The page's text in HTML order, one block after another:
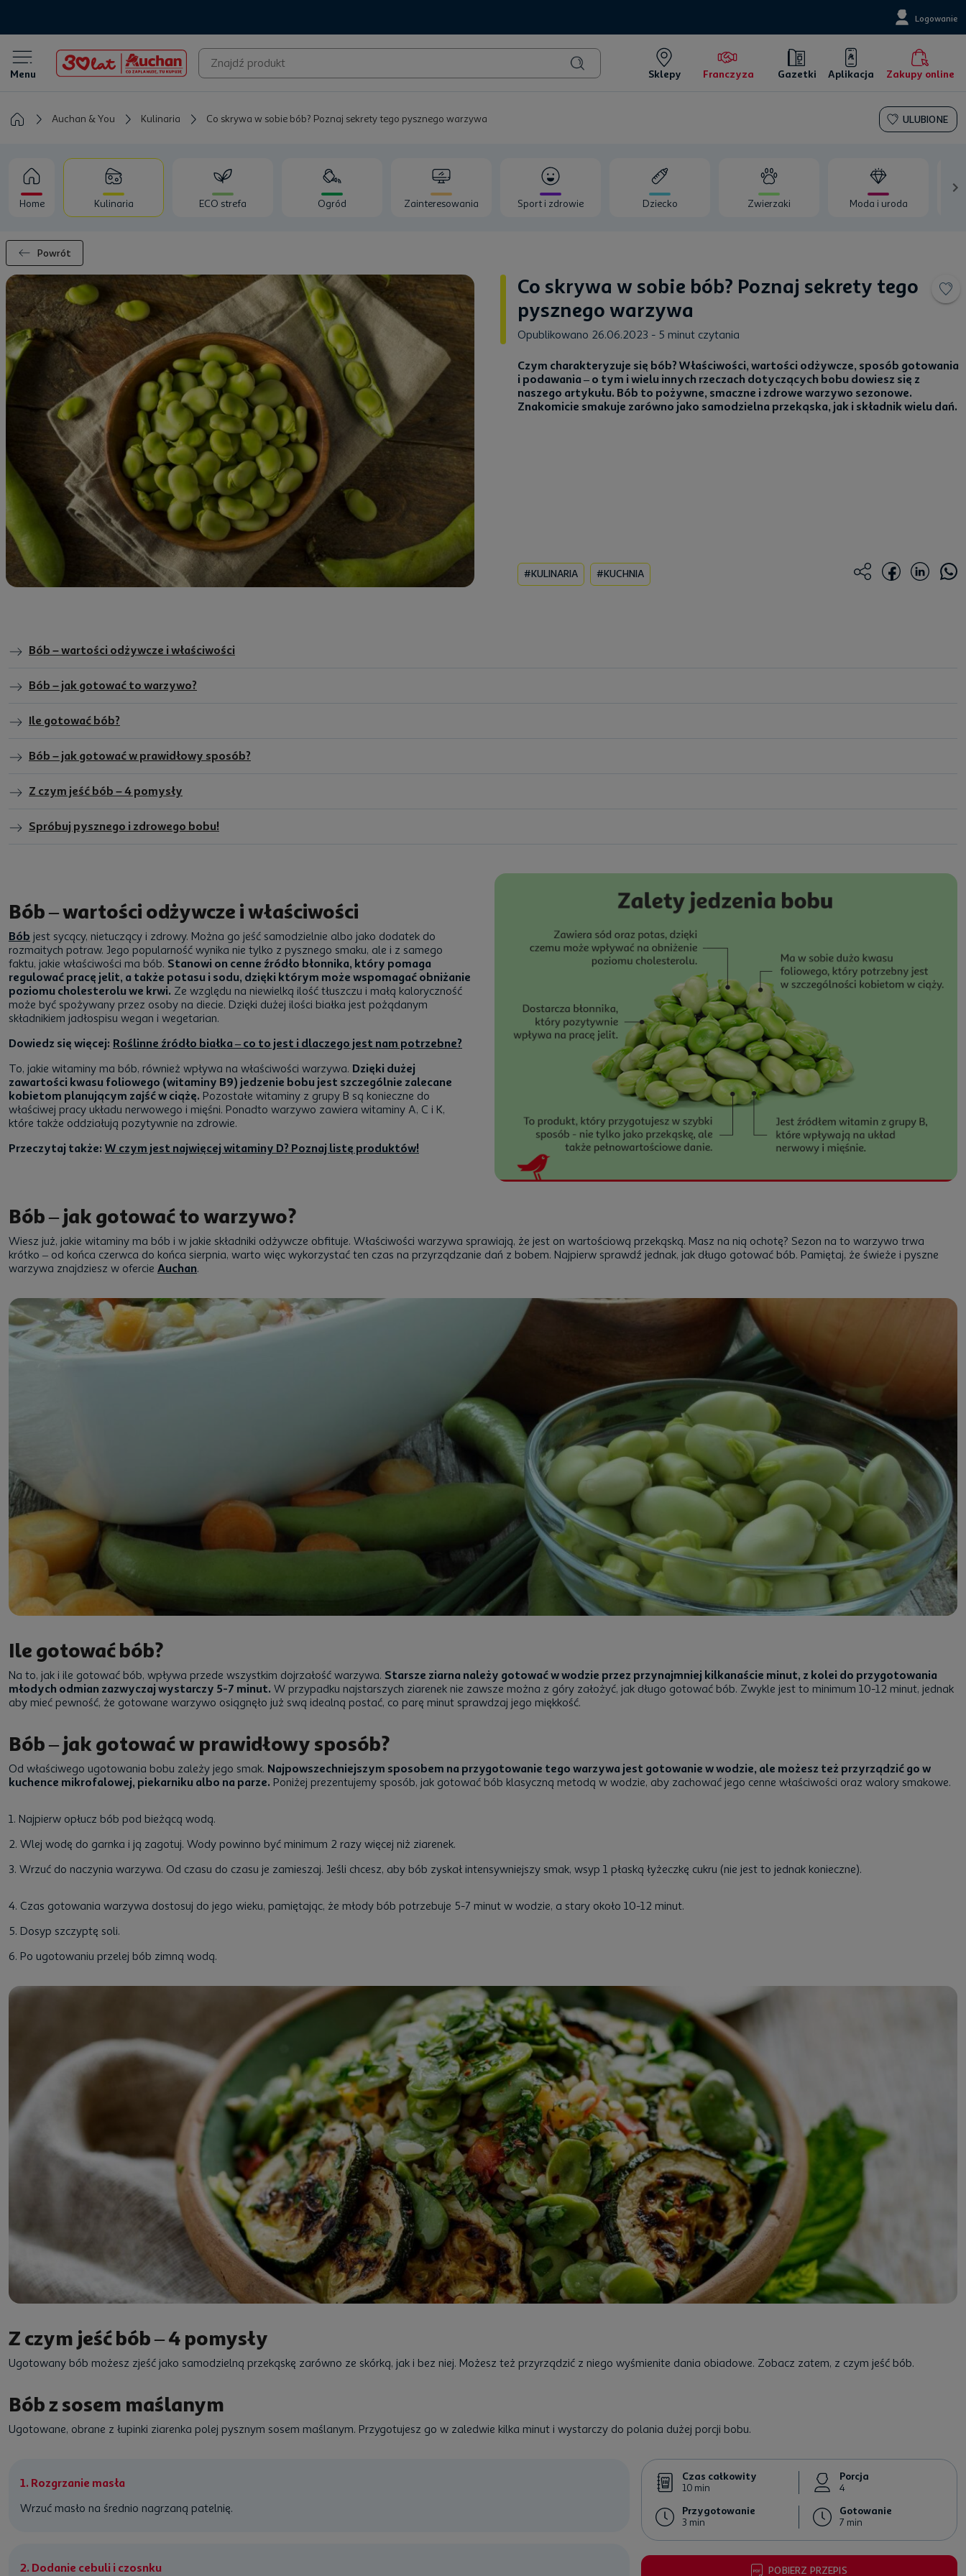
Logowanie
Menu Sklepy Franczyza Gazetki Aplikacja Zakupy online
Auchan & You Kulinaria Co skrywa w sobie bób? Poznaj sekrety tego pysznego warzywa ULUBIONE
Home Kulinaria ECO strefa Ogród Zainteresowania Sport i zdrowie Dziecko Zwierzaki Moda i uroda
Powrót
Co skrywa w sobie bób? Poznaj sekrety tego
pysznego warzywa
Opublikowano 26.06.2023 - 5 minut czytania
Czym charakteryzuje się bób? Właściwości, wartości odżywcze, sposób gotowania
i podawania – o tym i wielu innych rzeczach dotyczących bobu dowiesz się z
naszego artykułu. Bób to pożywne, smaczne i zdrowe warzywo sezonowe.
Znakomicie smakuje zarówno jako samodzielna przekąska, jak i składnik wielu dań.
#KULINARIA #KUCHNIA
Bób – wartości odżywcze i właściwości
Bób – jak gotować to warzywo?
Ile gotować bób?
Bób – jak gotować w prawidłowy sposób?
Z czym jeść bób – 4 pomysły
Spróbuj pysznego i zdrowego bobu!
Bób – wartości odżywcze i właściwości
Bób jest sycący, nietuczący i zdrowy. Można go jeść samodzielnie albo jako dodatek do
rozmaitych potraw. Jego popularność wynika nie tylko z pysznego smaku, ale i z samego
faktu, jakie właściwości ma bób. Stanowi on cenne źródło błonnika, który pomaga
regulować pracę jelit, a także potasu i sodu, dzięki którym może wspomagać obniżanie
poziomu cholesterolu we krwi. Ze względu na niewielką ilość tłuszczu i małą kaloryczność
może być spożywany przez osoby na diecie. Dzięki dużej ilości białka jest pożądanym
składnikiem jadłospisu wegan i wegetarian.
Dowiedz się więcej: Roślinne źródło białka – co to jest i dlaczego jest nam potrzebne?
To, jakie witaminy ma bób, również wpływa na właściwości warzywa. Dzięki dużej
zawartości kwasu foliowego (witaminy B9) jedzenie bobu jest szczególnie zalecane
kobietom planującym zajść w ciążę. Pozostałe witaminy z grupy B są konieczne do
właściwej pracy układu nerwowego i mięśni. Ponadto warzywo zawiera witaminy A, C i K,
które także oddziałują pozytywnie na zdrowie.
Przeczytaj także: W czym jest najwięcej witaminy D? Poznaj listę produktów!
Bób – jak gotować to warzywo?
Wiesz już, jakie witaminy ma bób i w jakie składniki odżywcze obfituje. Właściwości warzywa sprawiają, że jest on wartościową przekąską. Masz na nią ochotę? Sezon na to warzywo trwa
krótko – od końca czerwca do końca sierpnia, warto więc wykorzystać ten czas na przyrządzanie dań z bobem. Najpierw sprawdź jednak, jak długo gotować bób. Pamiętaj, że świeże i pyszne
warzywa znajdziesz w ofercie Auchan.
Ile gotować bób?
Na to, jak i ile gotować bób, wpływa przede wszystkim dojrzałość warzywa. Starsze ziarna należy gotować w wodzie przez przynajmniej kilkanaście minut, z kolei do przygotowania
młodych odmian zazwyczaj wystarczy 5-7 minut. W przypadku najstarszych ziarenek nie zawsze można z góry założyć, jak długo gotować bób. Zwykle jest to minimum 10-12 minut, jednak
aby mieć pewność, że gotowane warzywo osiągnęło już swą idealną postać, co parę minut sprawdzaj jego miękkość.
Bób – jak gotować w prawidłowy sposób?
Od właściwego ugotowania bobu zależy jego smak. Najpowszechniejszym sposobem na przygotowanie tego warzywa jest gotowanie w wodzie, ale możesz też przyrządzić go w
kuchence mikrofalowej, piekarniku albo na parze. Poniżej prezentujemy sposób, jak gotować bób klasyczną metodą w wodzie, aby zachować jego cenne właściwości oraz walory smakowe.
1. Najpierw opłucz bób pod bieżącą wodą.
2. Wlej wodę do garnka i ją zagotuj. Wody powinno być minimum 2 razy więcej niż ziarenek.
3. Wrzuć do naczynia warzywa. Od czasu do czasu je zamieszaj. Jeśli chcesz, aby bób zyskał intensywniejszy smak, wsyp 1 płaską łyżeczkę cukru (nie jest to jednak konieczne).
4. Czas gotowania warzywa dostosuj do jego wieku, pamiętając, że młody bób potrzebuje 5-7 minut w wodzie, a stary około 10-12 minut.
5. Dosyp szczyptę soli.
6. Po ugotowaniu przelej bób zimną wodą.
Z czym jeść bób – 4 pomysły
Ugotowany bób możesz zjeść jako samodzielną przekąskę zarówno ze skórką, jak i bez niej. Możesz też przyrządzić z niego wyśmienite dania obiadowe. Zobacz zatem, z czym jeść bób.
Bób z sosem maślanym
Ugotowane, obrane z łupinki ziarenka polej pysznym sosem maślanym. Przygotujesz go w zaledwie kilka minut i wystarczy do polania dużej porcji bobu.
1. Rozgrzanie masła
Wrzuć masło na średnio nagrzaną patelnię.
2. Dodanie cebuli i czosnku
Czas całkowity
10 min
Porcja
4
Przygotowanie
3 min
Gotowanie
7 min
POBIERZ PRZEPIS